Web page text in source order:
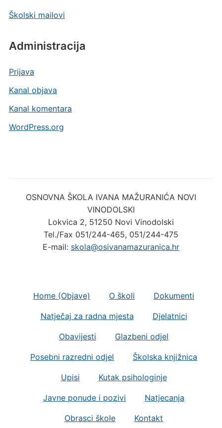
Školski mailovi
Administracija
Prijava
Kanal objava
Kanal komentara
WordPress.org
OSNOVNA ŠKOLA IVANA MAŽURANIĆA NOVI
VINODOLSKI
Lokvica 2, 51250 Novi Vinodolski
Tel./Fax 051/244-465, 051/244-475
E-mail: skola@osivanamazuranica.hr
Home (Objave) O školi Dokumenti
Natječaj za radna mjesta Djelatnici
Obavijesti Glazbeni odjel
Posebni razredni odjel Školska knjižnica
Upisi Kutak psihologinje
Javne ponude i pozivi Natjecanja
Obrasci škole Kontakt